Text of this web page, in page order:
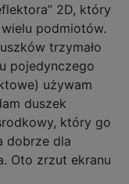
2D, który
podmiotów.
trzymało
pojedynczego
używam
duszek
który go
dobrze dla
Oto zrzut ekranu